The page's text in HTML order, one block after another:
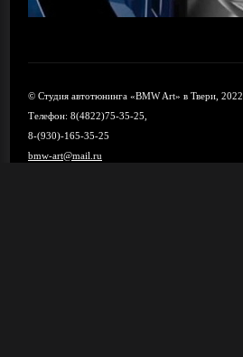
© Студия автотюнинга «BMW Art» в Твери, 2022
Телефон: 8(4822)75-35-25,
8-(930)-165-35-25
bmw-art@mail.ru
Карта сайта